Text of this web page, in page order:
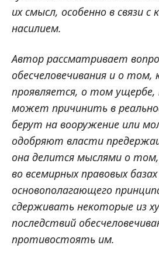
их смысл, особенно в связи
насилием.
Автор рассматривает
обесчеловечивания и о том,
проявляется, о том
может причинить в
берут на вооружение или
одобряют власти
она делится мыслями о
во всемирных правовых
основополагающего
сдерживать некоторые из
последствий
противостоять им.